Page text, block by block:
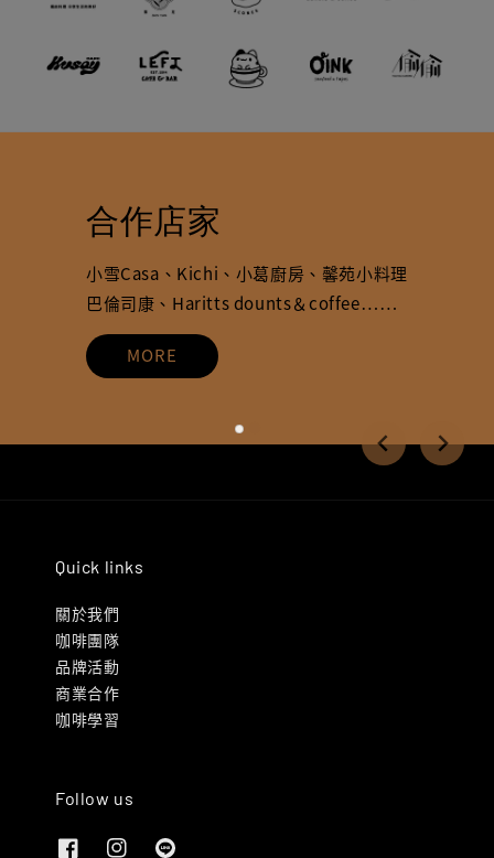
合作店家
小雪Casa、Kichi、小葛廚房、馨苑小料理
巴倫司康、Haritts dounts＆coffee……
MORE
Quick links
關於我們
咖啡團隊
品牌活動
商業合作
咖啡學習
Follow us